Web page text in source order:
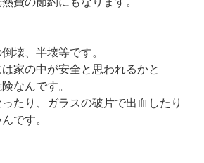
壊、半壊等です。
家の中が安全と思われるかと
なんです。
たり、ガラスの破片で出血したり
です。